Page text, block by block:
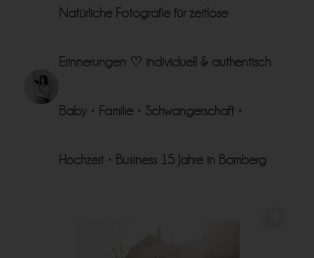
Natürliche Fotografie für zeitlose
Erinnerungen ♡ individuell & authentisch
Baby • Familie • Schwangerschaft •
Hochzeit • Business15 Jahre in Bamberg